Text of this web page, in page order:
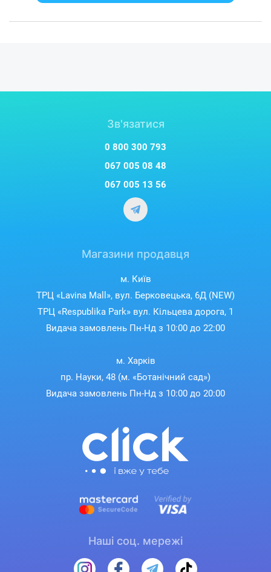
Зв'язатися
0 800 300 793
067 005 08 48
067 005 13 56
Магазини продавця
м. Київ
ТРЦ «Lavina Mall», вул. Берковецька, 6Д (NEW)
ТРЦ «Respublika Park» вул. Кільцева дорога, 1
Видача замовлень Пн-Нд з 10:00 до 22:00
м. Харків
пр. Науки, 48 (м. «Ботанічний сад»)
Видача замовлень Пн-Нд з 10:00 до 20:00
Наші соц. мережі